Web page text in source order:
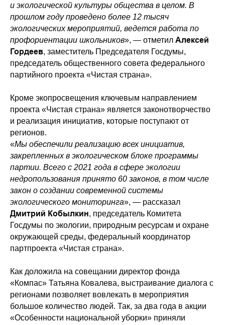
и экологической культуры общества в целом. В
прошлом году проведено более 12 тысяч
экологических мероприятий, ведется работа по
профориентации школьников», — отметил Алексей
Гордеев, заместитель Председателя Госдумы,
председатель общественного совета федерального
партийного проекта «Чистая страна».
Кроме экопросвещения ключевым направлением
проекта «Чистая страна» является законотворчество
и реализация инициатив, которые поступают от
регионов.
«Мы обеспечили реализацию всех инициатив,
закрепленных в экологическом блоке программы
партии. Всего с 2021 года в сфере экологии
недропользования принято 60 законов, в том числе
закон о создании современной системы
экологического мониторинга», — рассказал
Дмитрий Кобылкин, председатель Комитета
Госдумы по экологии, природным ресурсам и охране
окружающей среды, федеральный координатор
партпроекта «Чистая страна».
Как доложила на совещании директор фонда
«Компас» Татьяна Ковалева, выстраивание диалога с
регионами позволяет вовлекать в мероприятия
большое количество людей. Так, за два года в акции
«Особенности национальной уборки» приняли